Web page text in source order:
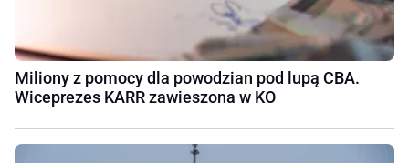
Miliony z pomocy dla powodzian pod lupą CBA.
Wiceprezes KARR zawieszona w KO